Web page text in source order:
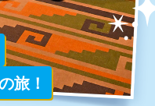
旅！